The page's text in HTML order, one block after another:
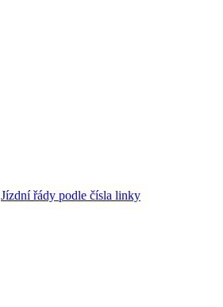
Jízdní řády podle čísla linky